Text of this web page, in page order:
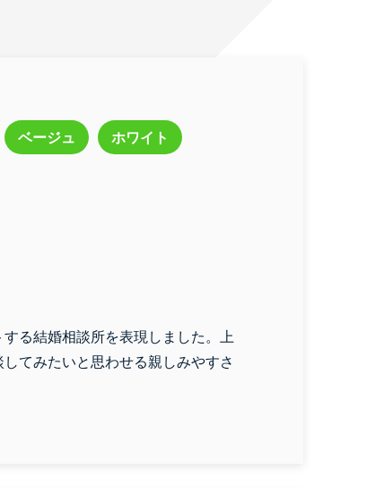
ベージュ ホワイト
る結婚相談所を表現しました。上
てみたいと思わせる親しみやすさ